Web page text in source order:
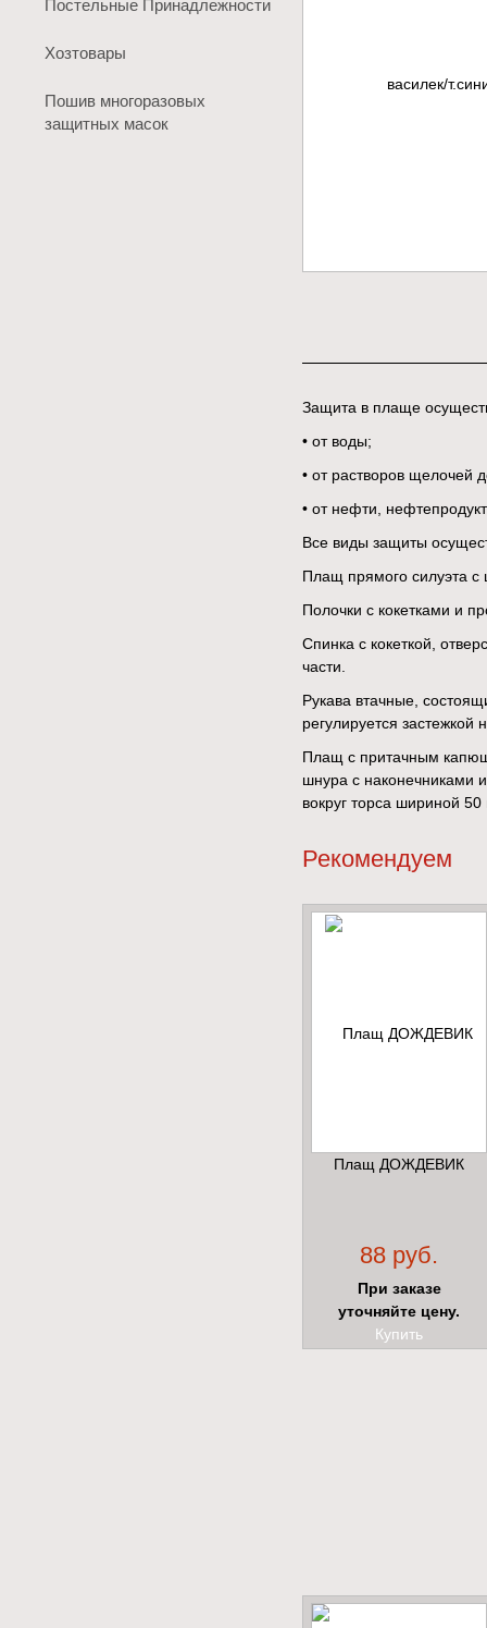
Постельные Принадлежности
Хозтовары
Пошив многоразовых
защитных масок
Защита в плаще
• от воды;
• от растворов щелочей
• от нефти,
Все виды защиты
Плащ прямого силуэта с
Полочки с кокетками и
Спинка с кокеткой,
части.
Рукава втачные,
регулируется застежкой
Плащ с притачным
шнура с наконечниками
вокруг торса шириной
Рекомендуем
Плащ ДОЖДЕВИК
88 руб.
При заказе
уточняйте цену.
Купить